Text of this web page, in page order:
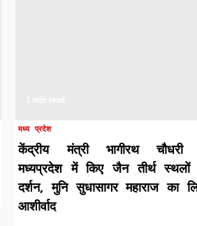
मध्य प्रदेश
केंद्रीय मंत्री भागीरथ
मध्यप्रदेश में किए जैन तीर्थ
दर्शन, मुनि सुधासागर महाराज का
आशीर्वाद